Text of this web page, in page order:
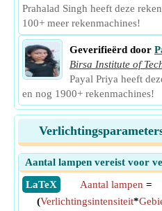
Prahalad Singh heeft deze
100+ meer rekenmachines!
Geverifieërd door
Birsa Institute of
Payal Priya heeft
en nog 1900+ rekenmachines!
Aantal lampen vereist voor
​ LaTeX
Aantal lampen =
(Verlichtingsintensiteit*